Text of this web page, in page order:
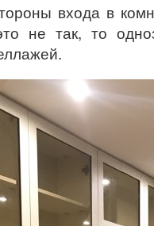
входа в
не так, то